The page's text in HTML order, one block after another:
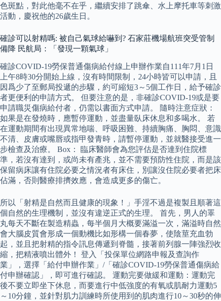
色斑點，對此他毫不在乎，繼續安排了跳傘、水上摩托車等刺激
活動，慶祝他的26歲生日。
確診可以射精嗎: 被自己氣球給嚇到? 石家莊機場航班突受管制
備降 民航局：「發現一顆氣球」
確診COVID-19勞保普通傷病給付線上申辦作業自111年7月1日
上午8時30分開始上線，沒有時間限制，24小時皆可以申請，且
因爲少了至郵局投遞的步驟，約可縮短3～5個工作日，給予確診
者更便利的申請方式。 但要注意的是，非確診COVID-19或是要
申請職災傷病給付者，仍需以書面方式申請。 隨時注意症狀：
如果是在發燒時，應暫停運動，並盡量臥床休息和多喝水。 若
在運動期間有出現異常地喘、呼吸困難、持續胸痛、胸悶、意識
不清、皮膚或嘴唇或指甲發青時，請暫停運動，並就醫接受進一
步檢查及治療。 Box： 臨床醫師會為您評估是否達到住院標
準，若沒有達到，或尚未有產兆，並不需要預防性住院，而是該
保留病床讓有住院必要之情況者有床住，別讓沒住院必要者把床
佔滿，否則醫療排擠效應，會造成更多的傷亡。
所以「射精是自然而且健康的現象！」手淫不過是複製且順著這
個自然的生理機制，並沒有違逆正式的生理。 首先，男人的睪
丸每天不斷在製造精蟲，每半個月大概要滿溢一次，滿溢時自然
會大腦皮質會形成一個動機比如形構一個春夢，使陰莖充血勃
起，並且把射精的指令訊息傳遞到脊髓，接著前列腺一陣強烈收
縮，把精液噴出體外！ 登入「投保單位網路申報及查詢作
業」，選擇「給付申辦作業」/「確診COVID-19勞保普通傷病給
付申辦確認」，即可進行確認。 運動完要做緩和運動：運動完
後不要立即坐下休息，而要進行中低強度的有氧或肌耐力運動5
～10分鐘，並針對肌力訓練時所使用到的肌肉進行10～30秒的伸